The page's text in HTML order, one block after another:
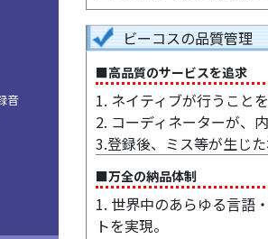
ビーコスの品質管理
■高品質のサービスを追求
1. ネイティブが行うこと
2. コーディネーターが、
3.登録後、ミス等が生じ
■万全の納品体制
1. 世界中のあらゆる言語
トを実現。